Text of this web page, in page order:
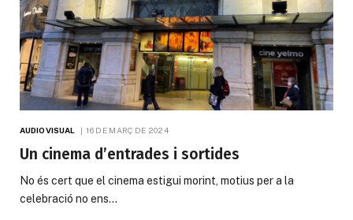
AUDIOVISUAL 16 DE MARÇ DE 2024
Un cinema d’entrades i sortides
No és cert que el cinema estigui morint, motius per a la
celebració no ens…